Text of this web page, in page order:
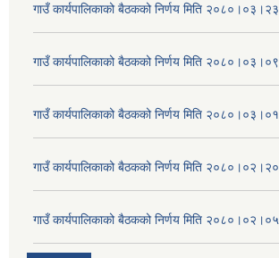
गाउँ कार्यपालिकाको बैठकको निर्णय मिति २०८०।०३।२३
गाउँ कार्यपालिकाको बैठकको निर्णय मिति २०८०।०३।०९
गाउँ कार्यपालिकाको बैठकको निर्णय मिति २०८०।०३।०१
गाउँ कार्यपालिकाको बैठकको निर्णय मिति २०८०।०२।२०
गाउँ कार्यपालिकाको बैठकको निर्णय मिति २०८०।०२।०५